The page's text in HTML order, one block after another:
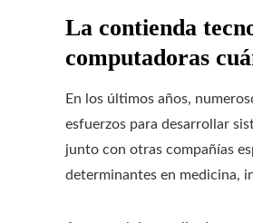
La contienda
computadoras
En los últimos años,
esfuerzos para desarrollar
junto con otras compañías
determinantes en medicina,